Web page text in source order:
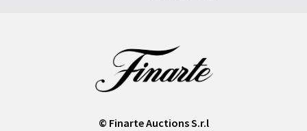
© Finarte Auctions S.r.l